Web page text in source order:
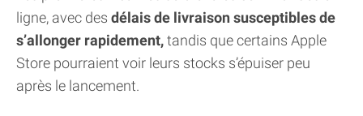
ligne, avec des délais de livraison susceptibles de
s’allonger rapidement,tandis que certains Apple
Store pourraient voir leurs stocks s’épuiser peu
après le lancement.